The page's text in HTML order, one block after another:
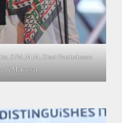
S.Pd.,M.M, Orasi Pembebasan
di Makassar